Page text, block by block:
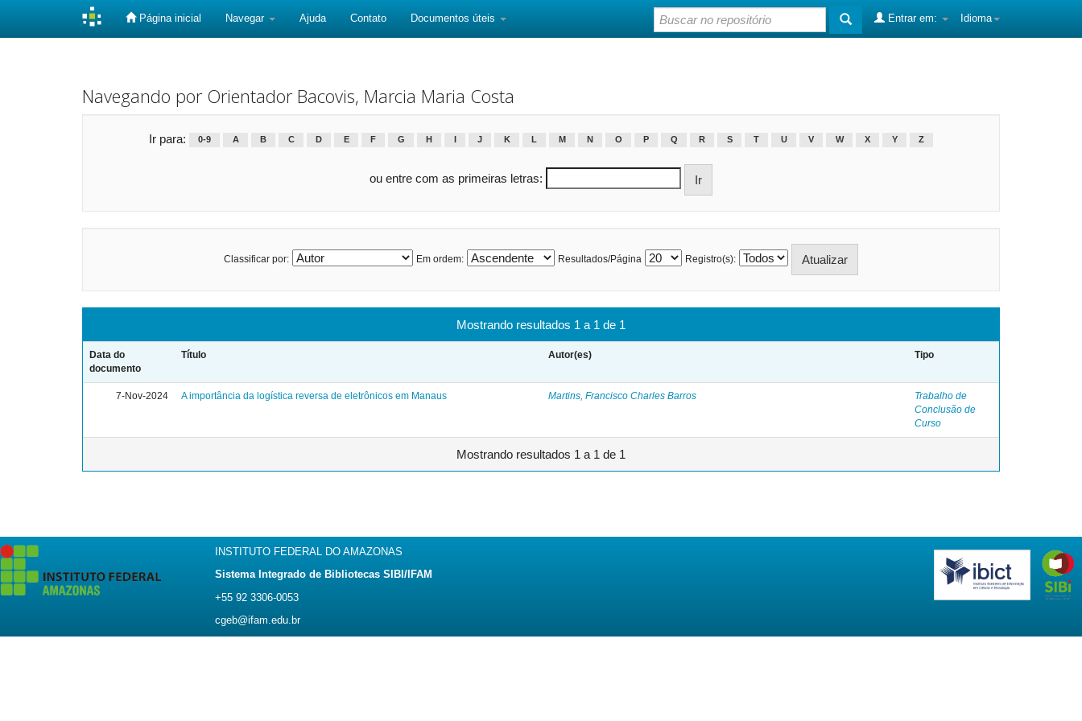
Página inicial Navegar Ajuda Contato Documentos úteis Idioma
Entrar em:
Navegando por Orientador Bacovis, Marcia Maria Costa
Ir para: 0-9 A B C D E F G H J K L M N O P Q R S T U V W X Y Z
ou entre com as primeiras letras:
Classificar por: Em ordem: Resultados/Página Registro(s):
Mostrando resultados 1 a 1 de 1
Data do
documento
Título Autor(es) Tipo
7-Nov-2024 A importância da logística reversa de eletrônicos em Manaus Martins, Francisco Charles Barros
Trabalho de
Conclusão de
Curso
Mostrando resultados 1 a 1 de 1
INSTITUTO FEDERAL DO AMAZONAS
Sistema Integrado de Bibliotecas SIBI/IFAM
+55 92 3306-0053
cgeb@ifam.edu.br